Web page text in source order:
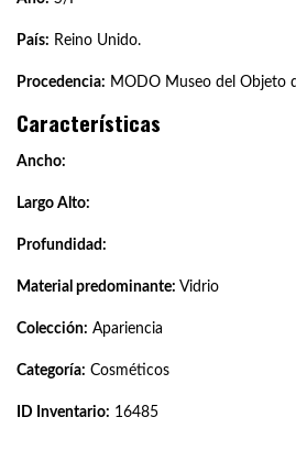
País: Reino Unido.
Procedencia: MODO Museo del Objeto
Características
Ancho:
Largo Alto:
Profundidad:
Material predominante: Vidrio
Colección: Apariencia
Categoría: Cosméticos
ID Inventario: 16485